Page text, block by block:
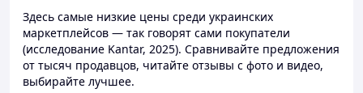
Здесь самые низкие цены среди украинских
маркетплейсов — так говорят сами покупатели
(исследование Kantar, 2025). Сравнивайте предложения
от тысяч продавцов, читайте отзывы с фото и видео,
выбирайте лучшее.